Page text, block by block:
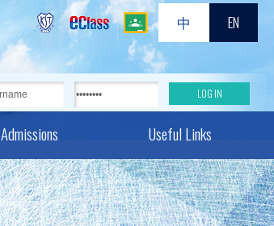
中 EN
Admissions Useful Links